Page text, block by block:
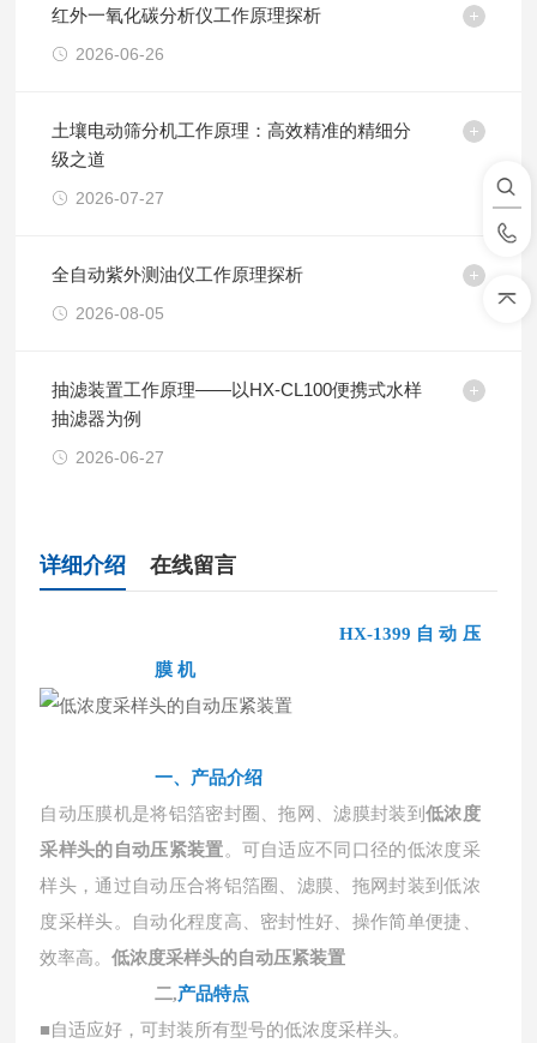
红外一氧化碳分析仪工作原理探析
2026-06-26
土壤电动筛分机工作原理：高效精准的精细分
级之道
2026-07-27
全自动紫外测油仪工作原理探析
2026-08-05
抽滤装置工作原理——以HX-CL100便携式水样
抽滤器为例
2026-06-27
详细介绍 在线留言
HX-1399 自 动 压
膜 机
一、产品介绍
自动压膜机是将铝箔密封圈、拖网、滤膜封装到 低浓度
采样头的自动压紧装置。可自适应不同口径的低浓度采
样头，通过自动压合将铝箔圈、滤膜、拖网封装到低浓
度采样头。自动化程度高、密封性好、操作简单便捷、
效率高。低浓度采样头的自动压紧装置
二,产品特点
■自适应好，可封装所有型号的低浓度采样头。